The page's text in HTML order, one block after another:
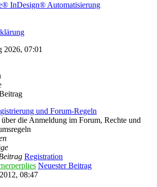
InDesign® Automatisierung
2026, 07:01
und Forum-Regeln
die Anmeldung im Forum, Rechte und
Registration
Neuester Beitrag
08:47